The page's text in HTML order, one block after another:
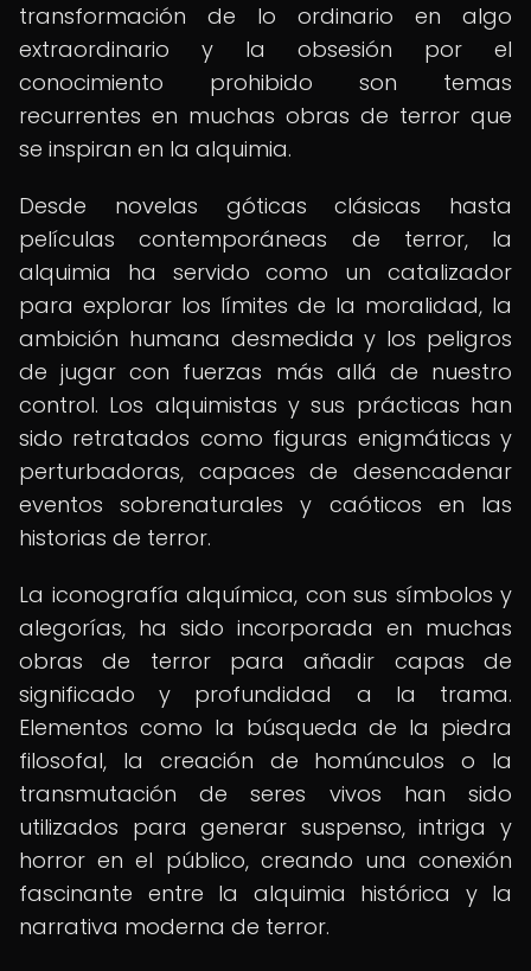
transformación de lo ordinario en algo
extraordinario y la obsesión por el
conocimiento prohibido son temas
recurrentes en muchas obras de terror que
se inspiran en la alquimia.
Desde novelas góticas clásicas hasta
películas contemporáneas de terror, la
alquimia ha servido como un catalizador
para explorar los límites de la moralidad, la
ambición humana desmedida y los peligros
de jugar con fuerzas más allá de nuestro
control. Los alquimistas y sus prácticas han
sido retratados como figuras enigmáticas y
perturbadoras, capaces de desencadenar
eventos sobrenaturales y caóticos en las
historias de terror.
La iconografía alquímica, con sus símbolos y
alegorías, ha sido incorporada en muchas
obras de terror para añadir capas de
significado y profundidad a la trama.
Elementos como la búsqueda de la piedra
filosofal, la creación de homúnculos o la
transmutación de seres vivos han sido
utilizados para generar suspenso, intriga y
horror en el público, creando una conexión
fascinante entre la alquimia histórica y la
narrativa moderna de terror.